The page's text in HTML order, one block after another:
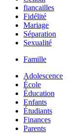
fiancailles
Fidélité
Mariage
Séparation
Sexualité
Famille
Adolescence
École
Éducation
Enfants
Étudiants
Finances
Parents